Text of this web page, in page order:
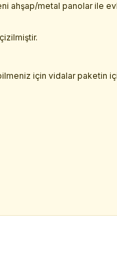
ahşap/metal panolar ile
için vidalar paketin